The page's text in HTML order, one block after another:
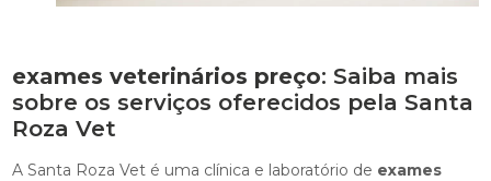
exames veterinários preço: Saiba mais
sobre os serviços oferecidos pela Santa
Roza Vet
A Santa Roza Vet é uma clínica e laboratório de exames